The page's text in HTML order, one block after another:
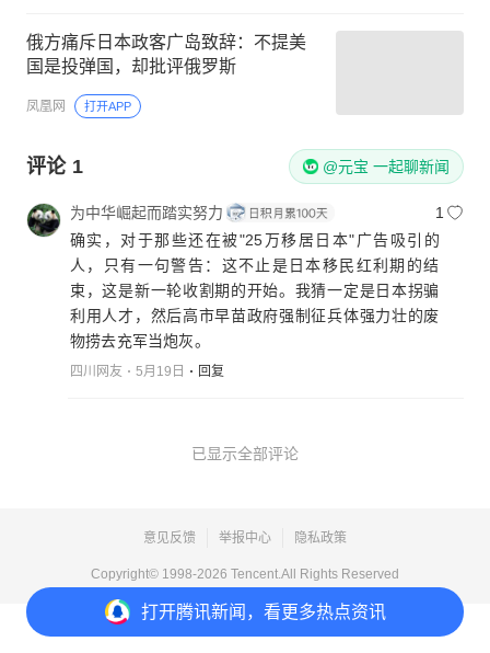
打开腾讯新闻，看更多热点资讯
俄方痛斥日本政客广岛致辞：不提美
国是投弹国，却批评俄罗斯
凤凰网 打开APP
评论 1 @元宝 一起聊新闻
为中华崛起而踏实努力
1
确实，对于那些还在被"25万移居日本"广告吸引的
人，只有一句警告：这不止是日本移民红利期的结
束，这是新一轮收割期的开始。我猜一定是日本拐骗
利用人才，然后高市早苗政府强制征兵体强力壮的废
物捞去充军当炮灰。
四川网友 5月19日 回复
已显示全部评论
意见反馈 举报中心 隐私政策
Copyright© 1998-2026 Tencent.All Rights Reserved